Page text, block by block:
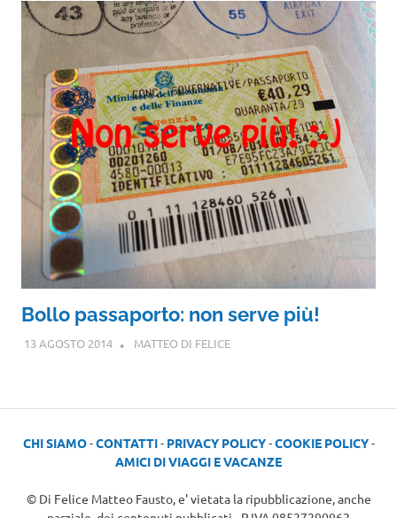
Bollo passaporto: non serve più!
13 AGOSTO 2014 MATTEO DI FELICE
CHI SIAMO-CONTATTI- PRIVACY POLICY-COOKIE POLICY-
AMICI DI VIAGGI E VACANZE
© Di Felice Matteo Fausto, e' vietata la ripubblicazione, anche